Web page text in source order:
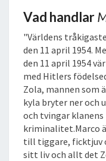
Vad handlar
"Världens
den 11 april 1954.
den 11 april 1954
med Hitlers
Zola, mannen som
kyla bryter ner och
och tvingar
kriminalitet.Marco
till tiggare, ficktjuv
sitt liv och allt det